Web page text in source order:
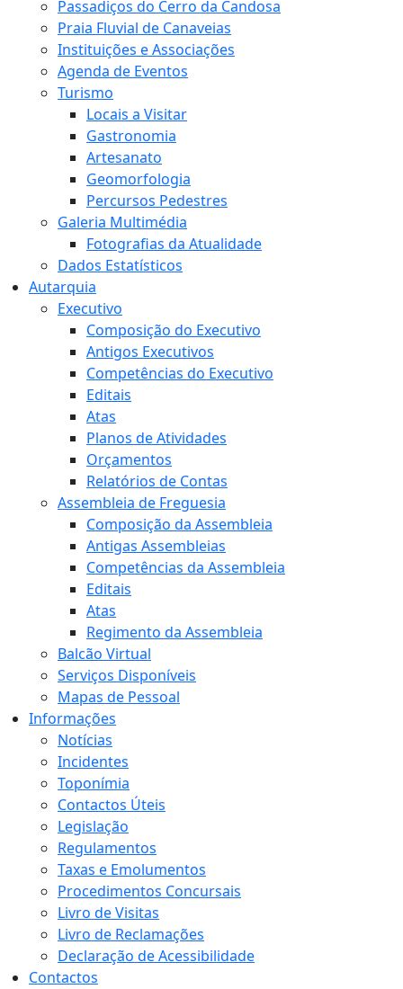
Passadiços do Cerro da Candosa
Praia Fluvial de Canaveias
Instituições e Associações
Agenda de Eventos
Turismo
Locais a Visitar
Gastronomia
Artesanato
Geomorfologia
Percursos Pedestres
Galeria Multimédia
Fotografias da Atualidade
Dados Estatísticos
Autarquia
Executivo
Composição do Executivo
Antigos Executivos
Competências do Executivo
Editais
Atas
Planos de Atividades
Orçamentos
Relatórios de Contas
Assembleia de Freguesia
Composição da Assembleia
Antigas Assembleias
Competências da Assembleia
Editais
Atas
Regimento da Assembleia
Balcão Virtual
Serviços Disponíveis
Mapas de Pessoal
Informações
Notícias
Incidentes
Toponímia
Contactos Úteis
Legislação
Regulamentos
Taxas e Emolumentos
Procedimentos Concursais
Livro de Visitas
Livro de Reclamações
Declaração de Acessibilidade
Contactos